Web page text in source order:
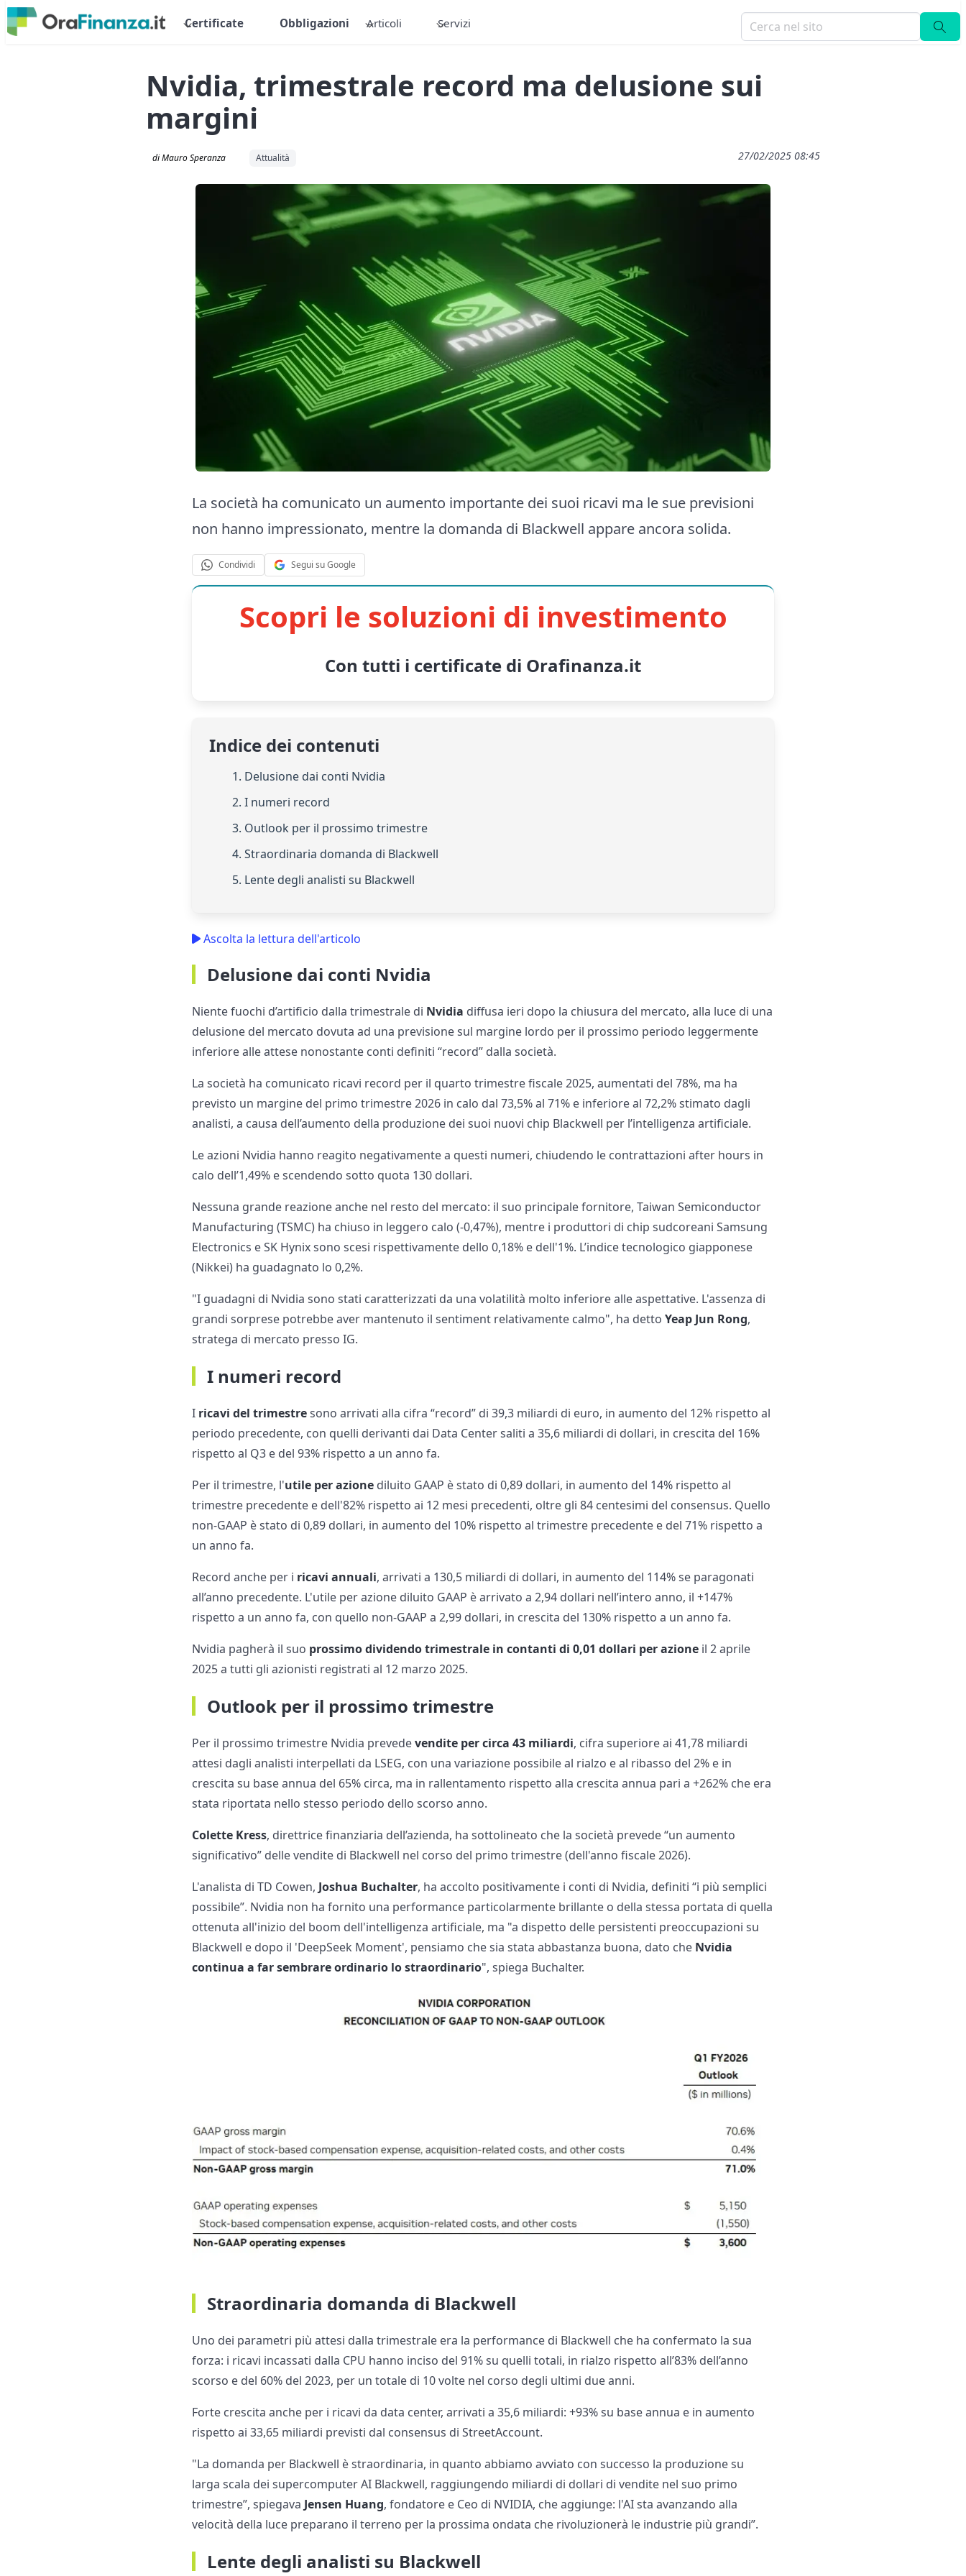
Certificate Obbligazioni Articoli Servizi
Nvidia, trimestrale record ma delusione sui
margini
di Mauro Speranza Attualità 27/02/2025 08:45
La società ha comunicato un aumento importante dei suoi ricavi ma le sue previsioni
non hanno impressionato, mentre la domanda di Blackwell appare ancora solida.
Condividi Segui su Google
Scopri le soluzioni di investimento
Con tutti i certificate di Orafinanza.it
Indice dei contenuti
1. Delusione dai conti Nvidia
2. I numeri record
3. Outlook per il prossimo trimestre
4. Straordinaria domanda di Blackwell
5. Lente degli analisti su Blackwell
Ascolta la lettura dell'articolo
Delusione dai conti Nvidia
Niente fuochi d’artificio dalla trimestrale di Nvidia diffusa ieri dopo la chiusura del mercato, alla luce di una
delusione del mercato dovuta ad una previsione sul margine lordo per il prossimo periodo leggermente
inferiore alle attese nonostante conti definiti “record” dalla società.
La società ha comunicato ricavi record per il quarto trimestre fiscale 2025, aumentati del 78%, ma ha
previsto un margine del primo trimestre 2026 in calo dal 73,5% al 71% e inferiore al 72,2% stimato dagli
analisti, a causa dell’aumento della produzione dei suoi nuovi chip Blackwell per l’intelligenza artificiale.
Le azioni Nvidia hanno reagito negativamente a questi numeri, chiudendo le contrattazioni after hours in
calo dell’1,49% e scendendo sotto quota 130 dollari.
Nessuna grande reazione anche nel resto del mercato: il suo principale fornitore, Taiwan Semiconductor
Manufacturing (TSMC) ha chiuso in leggero calo (-0,47%), mentre i produttori di chip sudcoreani Samsung
Electronics e SK Hynix sono scesi rispettivamente dello 0,18% e dell'1%. L’indice tecnologico giapponese
(Nikkei) ha guadagnato lo 0,2%.
"I guadagni di Nvidia sono stati caratterizzati da una volatilità molto inferiore alle aspettative. L'assenza di
grandi sorprese potrebbe aver mantenuto il sentiment relativamente calmo", ha dettoYeap Jun Rong,
stratega di mercato presso IG.
I numeri record
I ricavi del trimestresono arrivati alla cifra “record” di 39,3 miliardi di euro, in aumento del 12% rispetto al
periodo precedente, con quelli derivanti dai Data Center saliti a 35,6 miliardi di dollari, in crescita del 16%
rispetto al Q3 e del 93% rispetto a un anno fa.
Per il trimestre, l'utile per azione diluito GAAP è stato di 0,89 dollari, in aumento del 14% rispetto al
trimestre precedente e dell'82% rispetto ai 12 mesi precedenti, oltre gli 84 centesimi del consensus. Quello
non-GAAP è stato di 0,89 dollari, in aumento del 10% rispetto al trimestre precedente e del 71% rispetto a
un anno fa.
Record anche per i ricavi annuali, arrivati a 130,5 miliardi di dollari, in aumento del 114% se paragonati
all’anno precedente. L'utile per azione diluito GAAP è arrivato a 2,94 dollari nell’intero anno, il +147%
rispetto a un anno fa, con quello non-GAAP a 2,99 dollari, in crescita del 130% rispetto a un anno fa.
Nvidia pagherà il suo prossimo dividendo trimestrale in contanti di 0,01 dollari per azione il 2 aprile
2025 a tutti gli azionisti registrati al 12 marzo 2025.
Outlook per il prossimo trimestre
Per il prossimo trimestre Nvidia prevedevendite per circa 43 miliardi, cifra superiore ai 41,78 miliardi
attesi dagli analisti interpellati da LSEG, con una variazione possibile al rialzo e al ribasso del 2% e in
crescita su base annua del 65% circa, ma in rallentamento rispetto alla crescita annua pari a +262% che era
stata riportata nello stesso periodo dello scorso anno.
Colette Kress, direttrice finanziaria dell’azienda, ha sottolineato che la società prevede “un aumento
significativo” delle vendite di Blackwell nel corso del primo trimestre (dell'anno fiscale 2026).
L'analista di TD Cowen, Joshua Buchalter, ha accolto positivamente i conti di Nvidia, definiti “i più semplici
possibile”. Nvidia non ha fornito una performance particolarmente brillante o della stessa portata di quella
ottenuta all'inizio del boom dell'intelligenza artificiale, ma "a dispetto delle persistenti preoccupazioni su
Blackwell e dopo il 'DeepSeek Moment', pensiamo che sia stata abbastanza buona, dato che Nvidia
continua a far sembrare ordinario lo straordinario", spiega Buchalter.
Straordinaria domanda di Blackwell
Uno dei parametri più attesi dalla trimestrale era la performance di Blackwell che ha confermato la sua
forza: i ricavi incassati dalla CPU hanno inciso del 91% su quelli totali, in rialzo rispetto all’83% dell’anno
scorso e del 60% del 2023, per un totale di 10 volte nel corso degli ultimi due anni.
Forte crescita anche per i ricavi da data center, arrivati a 35,6 miliardi: +93% su base annua e in aumento
rispetto ai 33,65 miliardi previsti dal consensus di StreetAccount.
"La domanda per Blackwell è straordinaria, in quanto abbiamo avviato con successo la produzione su
larga scala dei supercomputer AI Blackwell, raggiungendo miliardi di dollari di vendite nel suo primo
trimestre”, spiegava Jensen Huang, fondatore e Ceo di NVIDIA, che aggiunge: l'AI sta avanzando alla
velocità della luce preparano il terreno per la prossima ondata che rivoluzionerà le industrie più grandi”.
Lente degli analisti su Blackwell